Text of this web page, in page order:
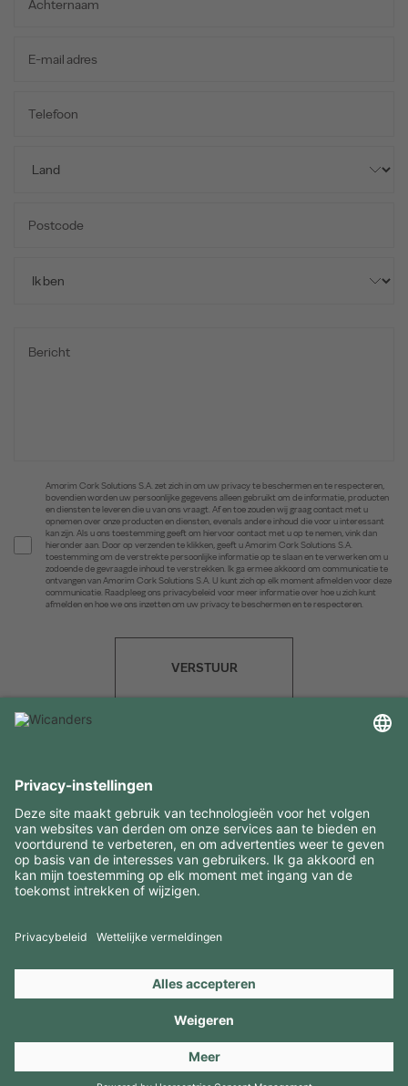
Amorim Cork Solutions S.A. zet zich in om uw privacy te beschermen en te respecteren,
bovendien worden uw persoonlijke gegevens alleen gebruikt om de informatie, producten
en diensten te leveren die u van ons vraagt. Af en toe zouden wij graag contact met u
opnemen over onze producten en diensten, evenals andere inhoud die voor u interessant
kan zijn. Als u ons toestemming geeft om hiervoor contact met u op te nemen, vink dan
hieronder aan. Door op verzenden te klikken, geeft u Amorim Cork Solutions S.A.
toestemming om de verstrekte persoonlijke informatie op te slaan en te verwerken om u
zodoende de gevraagde inhoud te verstrekken. Ik ga ermee akkoord om communicatie te
ontvangen van Amorim Cork Solutions S.A. U kunt zich op elk moment afmelden voor deze
communicatie. Raadpleeg ons privacybeleid voor meer informatie over hoe u zich kunt
afmelden en hoe we ons inzetten om uw privacy te beschermen en te respecteren.
VERSTUUR
INTERESSANTE INFORMATIE
MIDDELEN
CONTACTEN
Copyright 2026 © Amorim Cork Solutions. All rights reserved.
byWebcomum